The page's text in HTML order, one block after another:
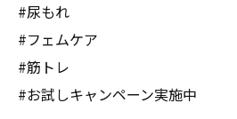
#尿もれ
#フェムケア
#筋トレ
#お試しキャンペーン実施中